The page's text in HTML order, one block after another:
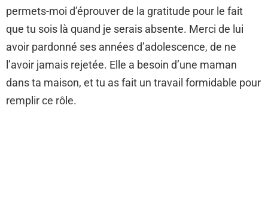
permets-moi d’éprouver de la gratitude pour le fait
que tu sois là quand je serais absente. Merci de lui
avoir pardonné ses années d’adolescence, de ne
l’avoir jamais rejetée. Elle a besoin d’une maman
dans ta maison, et tu as fait un travail formidable pour
remplir ce rôle.